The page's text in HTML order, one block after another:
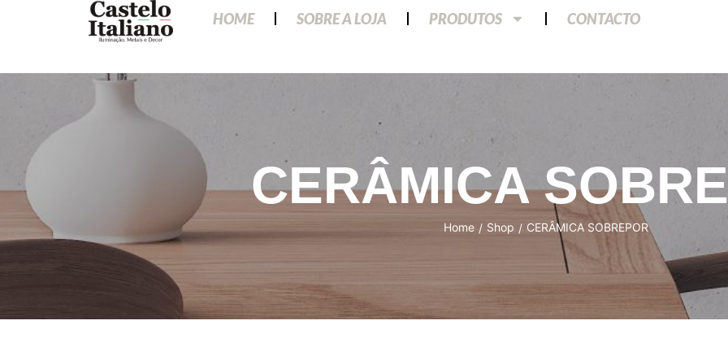
HOME SOBRE A LOJA PRODUTOS CONTACTO
CERÂMICA
Home / Shop / CERÂMICA SOBREPOR